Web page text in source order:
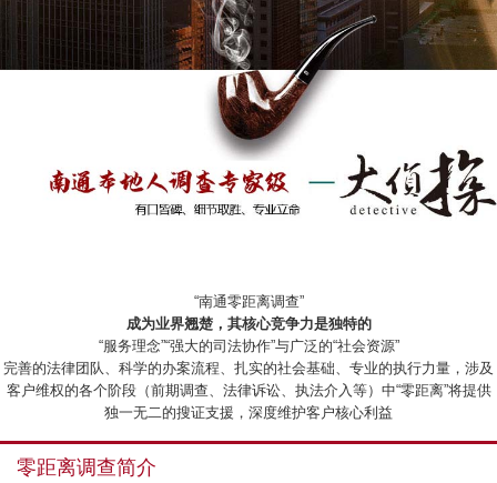
“南通零距离调查”
成为业界翘楚，其核心竞争力是独特的
“服务理念”“强大的司法协作”与广泛的“社会资源”
完善的法律团队、科学的办案流程、扎实的社会基础、专业的执行力量，涉及
客户维权的各个阶段（前期调查、法律诉讼、执法介入等）中“零距离”将提供
独一无二的搜证支援，深度维护客户核心利益
零距离调查简介